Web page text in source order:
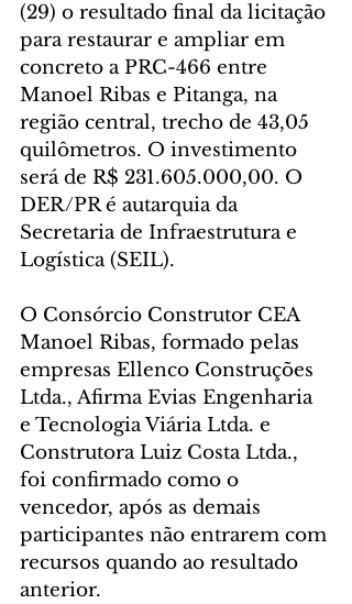
(29) o resultado final da licitação
para restaurar e ampliar em
concreto a PRC-466 entre
Manoel Ribas e Pitanga, na
região central, trecho de 43,05
quilômetros. O investimento
será de R$ 231.605.000,00. O
DER/PR é autarquia da
Secretaria de Infraestrutura e
Logística (SEIL).
O Consórcio Construtor CEA
Manoel Ribas, formado pelas
empresas Ellenco Construções
Ltda., Afirma Evias Engenharia
e Tecnologia Viária Ltda. e
Construtora Luiz Costa Ltda.,
foi confirmado como o
vencedor, após as demais
participantes não entrarem com
recursos quando ao resultado
anterior.